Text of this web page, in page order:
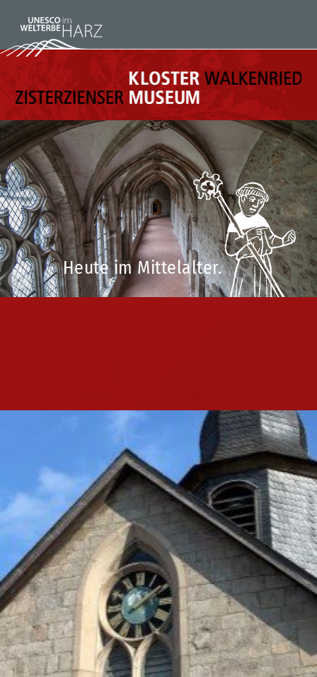
Heute im Mittelalter.